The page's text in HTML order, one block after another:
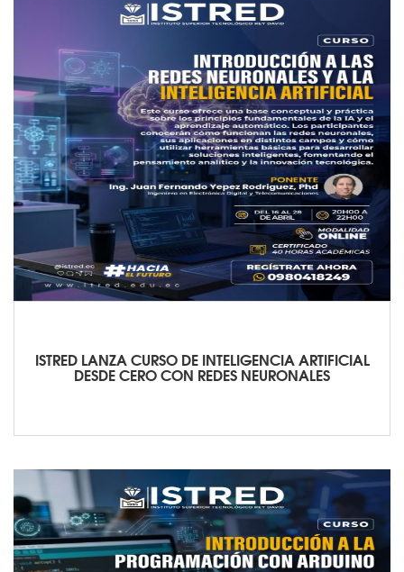
ISTRED LANZA CURSO DE INTELIGENCIA ARTIFICIAL
DESDE CERO CON REDES NEURONALES